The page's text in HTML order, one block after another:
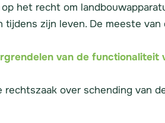
het recht om
zijn leven. De meeste
van de functionaliteit
over schending van